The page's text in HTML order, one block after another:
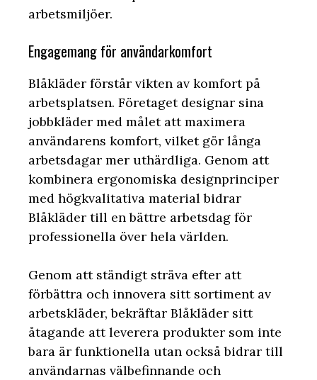
arbetsmiljöer.
Engagemang för användarkomfort
Blåkläder förstår vikten av komfort på
arbetsplatsen. Företaget designar sina
jobbkläder med målet att maximera
användarens komfort, vilket gör långa
arbetsdagar mer uthärdliga. Genom att
kombinera ergonomiska designprinciper
med högkvalitativa material bidrar
Blåkläder till en bättre arbetsdag för
professionella över hela världen.
Genom att ständigt sträva efter att
förbättra och innovera sitt sortiment av
arbetskläder, bekräftar Blåkläder sitt
åtagande att leverera produkter som inte
bara är funktionella utan också bidrar till
användarnas välbefinnande och